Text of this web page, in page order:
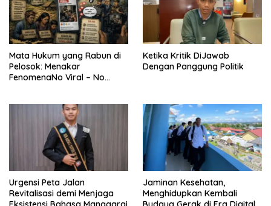
Mata Hukum yang Rabun di
Pelosok: Menakar
FenomenaNo Viral – No
Ketika Kritik DiJawab
Dengan Panggung Politik
Urgensi Peta Jalan
Revitalisasi demi Menjaga
Jaminan Kesehatan,
Menghidupkan Kembali